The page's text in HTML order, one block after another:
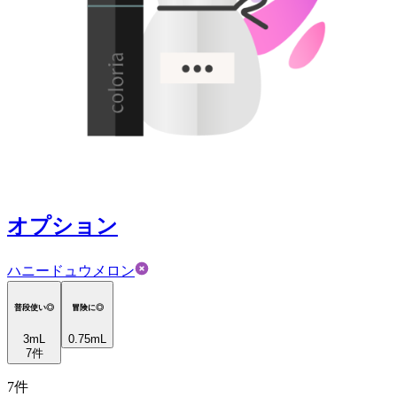
オプション
ハニードュウメロン
普段使い◎
3mL
7件
冒険に◎
0.75mL
7件